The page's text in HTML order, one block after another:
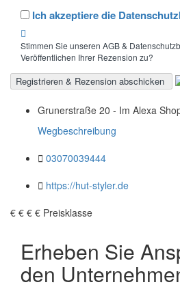
Ich akzeptiere die
Stimmen Sie unseren AGB &
Veröffentlichen Ihrer Rezension zu?
Grunerstraße 20 - Im Alexa
Wegbeschreibung
03070039444
https://hut-styler.de
€ € € € Preisklasse
Erheben Sie
den